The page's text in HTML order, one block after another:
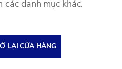
các danh mục khác.
LẠI CỬA HÀNG